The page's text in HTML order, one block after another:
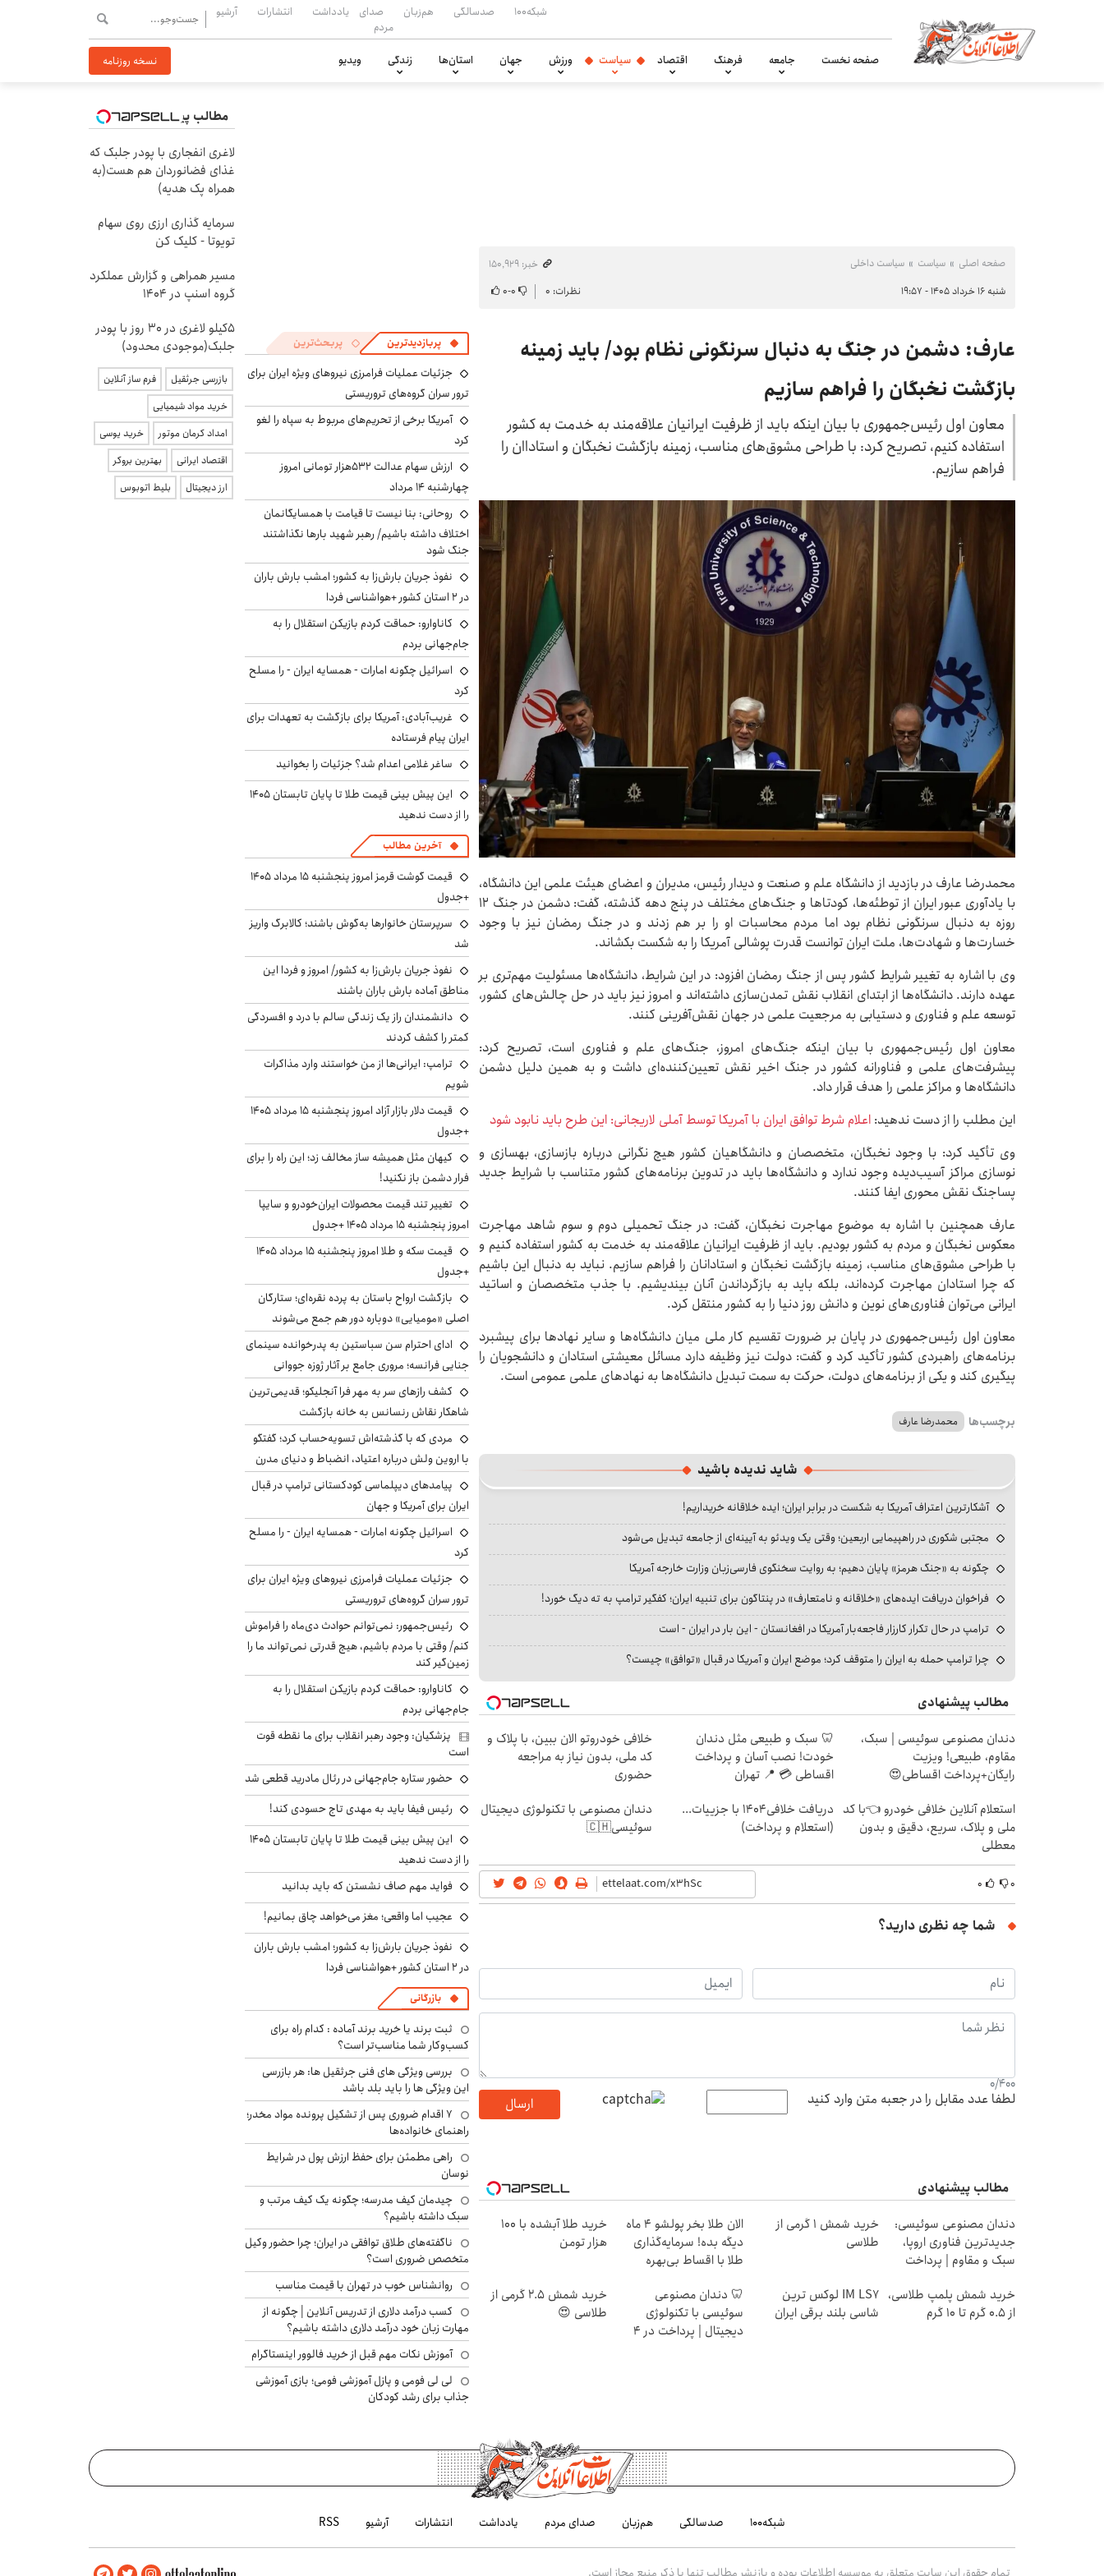
شبکه۱۰۰ صدسالگی هم‌زبان
صدای
مردم
یادداشت انتشارات آرشیو
صفحه نخست جامعه فرهنگ اقتصاد سیاست ورزش جهان استان‌ها زندگی ویدیو نسخه روزنامه
صفحه اصلی سیاست سیاست داخلی
خبر: ۱۵۰٬۹۲۹
شنبه ۱۶ خرداد ۱۴۰۵ - ۱۹:۵۷
نظرات: ۰ ۰-۰
عارف: دشمن در جنگ به دنبال سرنگونی نظام بود/ باید زمینه
بازگشت نخبگان را فراهم سازیم
معاون اول رئیس‌جمهوری با بیان اینکه باید از ظرفیت ایرانیان علاقه‌مند به خدمت به کشور
استفاده کنیم، تصریح کرد: با طراحی مشوق‌های مناسب، زمینه بازگشت نخبگان و استاداان را
فراهم سازیم.
محمدرضا عارف در بازدید از دانشگاه علم و صنعت و دیدار رئیس، مدیران و اعضای هیئت علمی این دانشگاه،
با یادآوری عبور ایران از توطئه‌ها، کودتاها و جنگ‌های مختلف در پنج دهه گذشته، گفت: دشمن در جنگ ۱۲
روزه به دنبال سرنگونی نظام بود اما مردم محاسبات او را بر هم زدند و در جنگ رمضان نیز با وجود
خسارت‌ها و شهادت‌ها، ملت ایران توانست قدرت پوشالی آمریکا را به شکست بکشاند.
وی با اشاره به تغییر شرایط کشور پس از جنگ رمضان افزود: در این شرایط، دانشگاه‌ها مسئولیت مهم‌تری بر
عهده دارند. دانشگاه‌ها از ابتدای انقلاب نقش تمدن‌سازی داشته‌اند و امروز نیز باید در حل چالش‌های کشور،
توسعه علم و فناوری و دستیابی به مرجعیت علمی در جهان نقش‌آفرینی کنند.
معاون اول رئیس‌جمهوری با بیان اینکه جنگ‌های امروز، جنگ‌های علم و فناوری است، تصریح کرد:
پیشرفت‌های علمی و فناورانه کشور در جنگ اخیر نقش تعیین‌کننده‌ای داشت و به همین دلیل دشمن
دانشگاه‌ها و مراکز علمی را هدف قرار داد.
این مطلب را از دست ندهید: اعلام شرط توافق ایران با آمریکا توسط آملی لاریجانی: این طرح باید نابود شود
وی تأکید کرد: با وجود نخبگان، متخصصان و دانشگاهیان کشور هیچ نگرانی درباره بازسازی، بهسازی و
نوسازی مراکز آسیب‌دیده وجود ندارد و دانشگاه‌ها باید در تدوین برنامه‌های کشور متناسب با شرایط جدید
پساجنگ نقش محوری ایفا کنند.
عارف همچنین با اشاره به موضوع مهاجرت نخبگان، گفت: در جنگ تحمیلی دوم و سوم شاهد مهاجرت
معکوس نخبگان و مردم به کشور بودیم. باید از ظرفیت ایرانیان علاقه‌مند به خدمت به کشور استفاده کنیم و
با طراحی مشوق‌های مناسب، زمینه بازگشت نخبگان و استادانان را فراهم سازیم. نباید به دنبال این باشیم
که چرا استادان مهاجرت کرده‌اند، بلکه باید به بازگرداندن آنان بیندیشیم. با جذب متخصصان و اساتید
ایرانی می‌توان فناوری‌های نوین و دانش روز دنیا را به کشور منتقل کرد.
معاون اول رئیس‌جمهوری در پایان بر ضرورت تقسیم کار ملی میان دانشگاه‌ها و سایر نهادها برای پیشبرد
برنامه‌های راهبردی کشور تأکید کرد و گفت: دولت نیز وظیفه دارد مسائل معیشتی استادان و دانشجویان را
پیگیری کند و یکی از برنامه‌های دولت، حرکت به سمت تبدیل دانشگاه‌ها به نهادهای علمی عمومی است.
برچسب‌ها محمدرضا عارف
شاید ندیده باشید
آشکارترین اعتراف آمریکا به شکست در برابر ایران؛ ایده خلاقانه خریداریم!
مجتبی شکوری در راهپیمایی اربعین؛ وقتی یک ویدئو به آیینه‌ای از جامعه تبدیل می‌شود
چگونه به «جنگ هرمز» پایان دهیم؛ به روایت سخنگوی فارسی‌زبان وزارت خارجه آمریکا
فراخوان دریافت ایده‌های «خلاقانه و نامتعارف» در پنتاگون برای تنبیه ایران؛ کفگیر ترامپ به ته دیگ خورد!
ترامپ در حال تکرار کارزار فاجعه‌بار آمریکا در افغانستان - این بار در ایران - است
چرا ترامپ حمله به ایران را متوقف کرد؛ موضع ایران و آمریکا در قبال «توافق» چیست؟
مطالب پیشنهادی
دندان مصنوعی سوئیسی | سبک،
مقاوم، طبیعی! ویزیت
رایگان+پرداخت اقساطی😍
🦷 سبک و طبیعی مثل دندان
خودت! نصب آسان و پرداخت
اقساطی 💳 📍 تهران
خلافی خودروتو الان ببین، با پلاک و
کد ملی، بدون نیاز به مراجعه
حضوری
استعلام آنلاین خلافی خودرو 👈با کد
ملی و پلاک، سریع، دقیق و بدون
معطلی
دریافت خلافی۱۴۰۴ با جزییات...
(استعلام و پرداخت)
دندان مصنوعی با تکنولوژی دیجیتال
سوئیسی🇨🇭
۰ ۰
شما چه نظری دارید؟
0/400
لطفا عدد مقابل را در جعبه متن وارد کنید ارسال
مطالب پیشنهادی
دندان مصنوعی سوئیسی:
جدیدترین فناوری اروپا،
سبک و مقاوم | پرداخت
خرید شمش 1 گرمی از
طلاسی
الان طلا بخر پولشو 4 ماه
دیگه بده! سرمایه‌گذاری
طلا با اقساط بی‌بهره
خرید طلا آبشده با 100
هزار تومن
خرید شمش پلمپ طلاسی،
از ۰.۵ گرم تا ۱۰ گرم
IM LS7 لوکس ترین
شاسی بلند برقی ایران
🦷 دندان مصنوعی
سوئیسی با تکنولوژی
دیجیتال | پرداخت در 4
خرید شمش 2.5 گرمی از
طلاسی 😍
پربازدیدترین پربحث‌ترین
جزئیات عملیات فرامرزی نیروهای ویژه ایران برای
ترور سران گروه‌های تروریستی
آمریکا برخی از تحریم‌های مربوط به سپاه را لغو
کرد
ارزش سهام عدالت ۵۳۲هزار تومانی امروز
چهارشنبه ۱۴ مرداد
روحانی: بنا نیست تا قیامت با همسایگانمان
اختلاف داشته باشیم/ رهبر شهید بارها نگذاشتند
جنگ شود
نفوذ جریان بارش‌زا به کشور؛ امشب بارش باران
در ۲ استان کشور +هواشناسی فردا
کاناوارو: حماقت کردم بازیکن استقلال را به
جام‌جهانی بردم
اسرائیل چگونه امارات - همسایه ایران - را مسلح
کرد
غریب‌آبادی: آمریکا برای بازگشت به تعهدات برای
ایران پیام فرستاده
ساغر غلامی اعدام شد؟ جزئیات را بخوانید
این پیش بینی قیمت طلا تا پایان تابستان ۱۴۰۵
را از دست ندهید
آخرین مطالب
قیمت گوشت قرمز امروز پنجشنبه ۱۵ مرداد ۱۴۰۵
+جدول
سرپرستان خانوارها به‌گوش باشند؛ کالابرگ واریز
شد
نفوذ جریان بارش‌زا به کشور/ امروز و فردا این
مناطق آماده بارش باران باشند
دانشمندان راز یک زندگی سالم با درد و افسردگی
کمتر را کشف کردند
ترامپ: ایرانی‌ها از من خواستند وارد مذاکرات
شویم
قیمت دلار بازار آزاد امروز پنجشنبه ۱۵ مرداد ۱۴۰۵
+جدول
کیهان مثل همیشه ساز مخالف زد؛ این راه را برای
فرار دشمن باز نکنید!
تغییر تند قیمت محصولات ایران‌خودرو و سایپا
امروز پنجشنبه ۱۵ مرداد ۱۴۰۵ +جدول
قیمت سکه و طلا امروز پنجشنبه ۱۵ مرداد ۱۴۰۵
+جدول
بازگشت ارواح باستان به پرده نقره‌ای؛ ستارگان
اصلی «مومیایی» دوباره دور هم جمع می‌شوند
ادای احترام سن سباستین به پدرخوانده سینمای
جنایی فرانسه؛ مروری جامع بر آثار ژوزه جووانی
کشف رازهای سر به مهر فرا آنجلیکو؛ قدیمی‌ترین
شاهکار نقاش رنسانس به خانه بازگشت
مردی که با گذشته‌اش تسویه‌حساب کرد؛ گفتگو
با اروین ولش درباره اعتیاد، انضباط و دنیای مدرن
پیامدهای دیپلماسی کودکستانی ترامپ در قبال
ایران برای آمریکا و جهان
اسرائیل چگونه امارات - همسایه ایران - را مسلح
کرد
جزئیات عملیات فرامرزی نیروهای ویژه ایران برای
ترور سران گروه‌های تروریستی
رئیس‌جمهور: نمی‌توانم حوادث دی‌ماه را فراموش
کنم/ وقتی با مردم باشیم، هیچ قدرتی نمی‌تواند ما را
زمین‌گیر کند
کاناوارو: حماقت کردم بازیکن استقلال را به
جام‌جهانی بردم
پزشکیان: وجود رهبر انقلاب برای ما نقطه قوت
است
حضور ستاره جام‌جهانی در رئال مادرید قطعی شد
رئیس فیفا باید به مهدی تاج حسودی کند!
این پیش بینی قیمت طلا تا پایان تابستان ۱۴۰۵
را از دست ندهید
فواید مهم صاف نشستن که باید بدانید
عجیب اما واقعی؛ مغز می‌خواهد چاق بمانیم!
نفوذ جریان بارش‌زا به کشور؛ امشب بارش باران
در ۲ استان کشور +هواشناسی فردا
بازرگانی
ثبت برند یا خرید برند آماده : کدام راه برای
کسب‌وکار شما مناسب‌تر است؟
بررسی ویژگی های فنی جرثقیل ها: هر بازرسی
این ویژگی ها را باید بلد باشد
۷ اقدام ضروری پس از تشکیل پرونده مواد مخدر؛
راهنمای خانواده‌ها
راهی مطمئن برای حفظ ارزش پول در شرایط
نوسان
چیدمان کیف مدرسه؛ چگونه یک کیف مرتب و
سبک داشته باشیم؟
ناگفته‌های طلاق توافقی در ایران؛ چرا حضور وکیل
متخصص ضروری است؟
روانشناس خوب در تهران با قیمت مناسب
کسب درآمد دلاری از تدریس آنلاین | چگونه از
مهارت زبان خود درآمد دلاری داشته باشیم؟
آموزش نکات مهم قبل از خرید فالوور اینستاگرام
لی لی فومی و پازل آموزشی فومی؛ بازی آموزشی
جذاب برای رشد کودکان
مطالب پیشنهادی
لاغری انفجاری با پودر جلبک که
غذای فضانوردان هم هست(به
همراه پک هدیه)
سرمایه گذاری ارزی روی سهام
تویوتا - کلیک کن
مسیر همراهی و گزارش عملکرد
گروه اسنپ در ۱۴۰۴
5کیلو لاغری در 30 روز با پودر
جلبک(موجودی محدود)
بازرسی جرثقیل
فرم ساز آنلاین
خرید مواد شیمیایی
امداد کرمان موتور
خرید یوسی
اقتصاد ایرانی
بهترین بروکر
ارز دیجیتال
بلیط اتوبوس
شبکه۱۰۰ صدسالگی هم‌زبان صدای مردم یادداشت انتشارات آرشیو RSS